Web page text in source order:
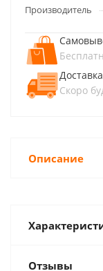
Производитель
Скоро
Описание
Отзывы